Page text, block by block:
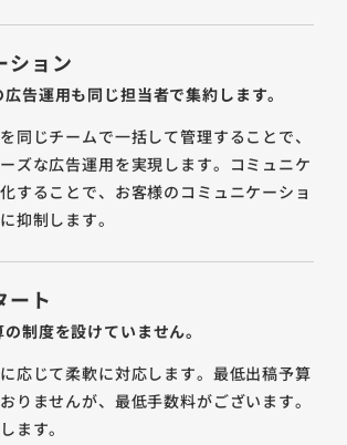
ション
告運用も同じ担当者で集約します。
同じチームで一括して管理することで、
ズな広告運用を実現します。コミュニケ
することで、お客様のコミュニケーショ
抑制します。
ート
制度を設けていません。
応じて柔軟に対応します。最低出稿予算
りませんが、最低手数料がございます。
ます。